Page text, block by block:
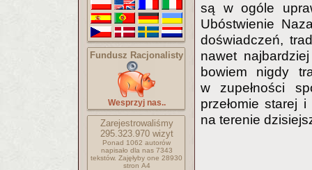
Fundusz Racjonalisty
Wesprzyj nas..
Zarejestrowaliśmy
295.323.970wizyt
Ponad 1062 autorów
napisało dla nas 7343
tekstów. Zajęłyby one 28930
stron A4
są w ogóle
Ubóstwienie
doświadczeń,
nawet
bowiem nigdy
w zupełności
przełomie starej
na terenie